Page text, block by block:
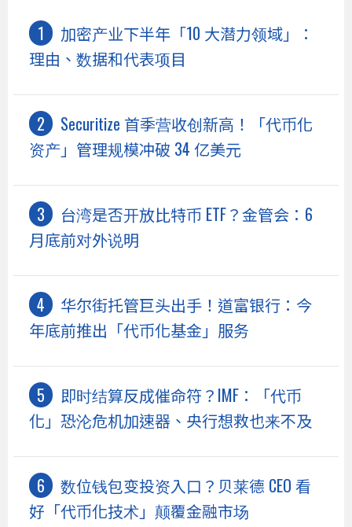
加密产业下半年「10 大潜力领域」：
理由、数据和代表项目
Securitize 首季营收创新高！「代币化
资产」管理规模冲破 34 亿美元
台湾是否开放比特币 ETF？金管会：6
月底前对外说明
华尔街托管巨头出手！道富银行：今
年底前推出「代币化基金」服务
即时结算反成催命符？IMF：「代币
化」恐沦危机加速器、央行想救也来不及
数位钱包变投资入口？贝莱德 CEO 看
好「代币化技术」颠覆金融市场